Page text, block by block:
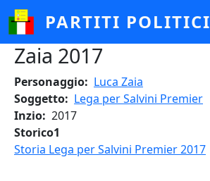
Salta al contenuto principale
PARTITI POLITICI
Zaia 2017
Personaggio
Luca Zaia
Soggetto
Lega per Salvini Premier
Inzio 2017
Storico1
Storia Lega per Salvini Premier 2017